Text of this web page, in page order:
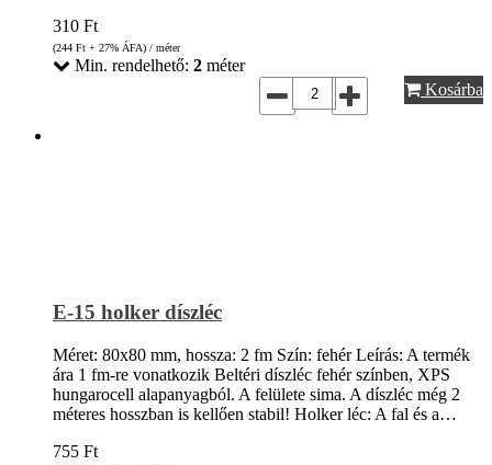
310 Ft
(244 Ft + 27% ÁFA) / méter
Min. rendelhető: 2 méter
Kosárba
E-15 holker díszléc
Méret: 80x80 mm, hossza: 2 fm Szín: fehér Leírás: A termék
ára 1 fm-re vonatkozik Beltéri díszléc fehér színben, XPS
hungarocell alapanyagból. A felülete sima. A díszléc még 2
méteres hosszban is kellően stabil! Holker léc: A fal és a…
755 Ft